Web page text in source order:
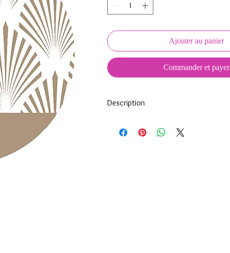
Ajouter au panier
Commander et payer
Description
nos soins.